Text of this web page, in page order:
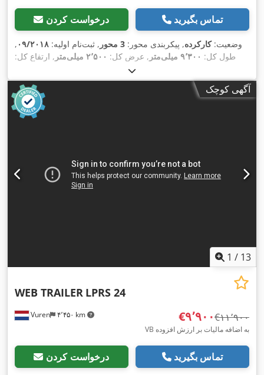
درخواست کردن تماس بگیرید
وضعیت:کارکرده, پیکربندی محور: 3 محور , ثبت‌نام اولیه: ۰۹/۲۰۱۸ ,
طول کل: ۹٬۳۰۰ میلی‌متر , عرض کل: ۲٬۵۰۰ میلی‌متر
, ارتفاع کل:
, سیستم تعلیق:
دیگر, سال ساخت:۲۰۱۸, تجهیزات: ,
آگهی کوچک
1 / 13
Vuren ۴٬۴۵۰ km
WEB TRAILER LPRS 24
‎€۹٬۹۰۰ ‎€۱۱٬۹۰۰
VB به اضافه مالیات بر ارزش افزوده
درخواست کردن تماس بگیرید